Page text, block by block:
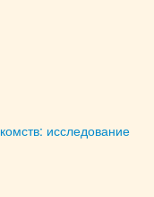
исследование